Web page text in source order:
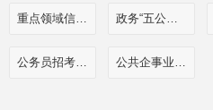
重点领域信息公开 政务“五公开”专栏